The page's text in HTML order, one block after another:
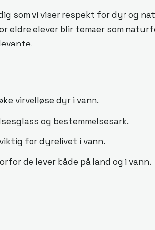
som vi viser respekt for dyr og
eldre elever blir temaer som
virvelløse dyr i vann.
og bestemmelsesark.
for dyrelivet i vann.
de lever både på land og i vann.